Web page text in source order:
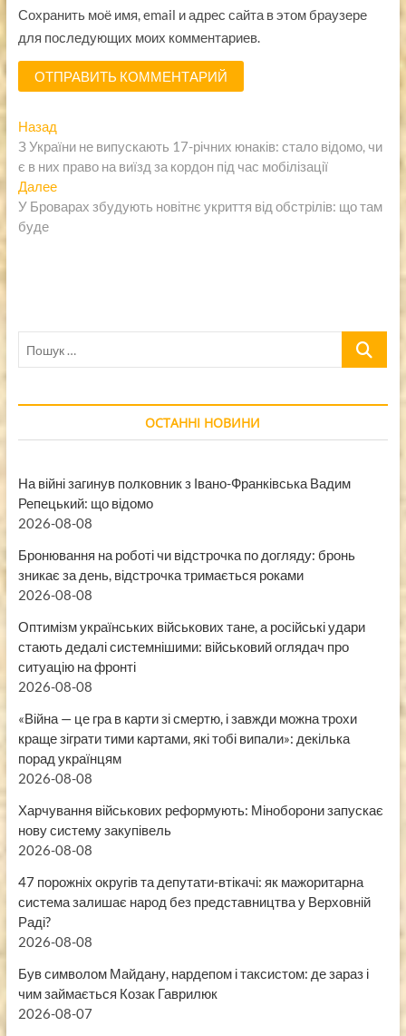
Сохранить моё имя, email и адрес сайта в этом браузере
для последующих моих комментариев.
Навигация
по
записям
НазадПредыдущая
запись:
З України не випускають 17-річних юнаків: стало відомо, чи
є в них право на виїзд за кордон під час мобілізації
ДалееСледующая
запись:
У Броварах збудують новітнє укриття від обстрілів: що там
буде
Пошук
ОСТАННІ НОВИНИ
На війні загинув полковник з Івано-Франківська Вадим
Репецький: що відомо
2026-08-08
Бронювання на роботі чи відстрочка по догляду: бронь
зникає за день, відстрочка тримається роками
2026-08-08
Оптимізм українських військових тане, а російські удари
стають дедалі системнішими: військовий оглядач про
ситуацію на фронті
2026-08-08
«Війна — це гра в карти зі смертю, і завжди можна трохи
краще зіграти тими картами, які тобі випали»: декілька
порад українцям
2026-08-08
Харчування військових реформують: Міноборони запускає
нову систему закупівель
2026-08-08
47 порожніх округів та депутати-втікачі: як мажоритарна
система залишає народ без представництва у Верховній
Раді?
2026-08-08
Був символом Майдану, нардепом і таксистом: де зараз і
чим займається Козак Гаврилюк
2026-08-07